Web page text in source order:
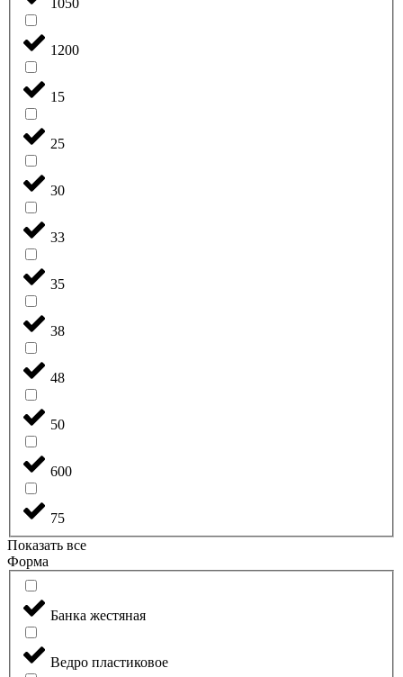
1050
1200
15
25
30
33
35
38
48
50
600
75
Показать все
Форма
Банка жестяная
Ведро пластиковое